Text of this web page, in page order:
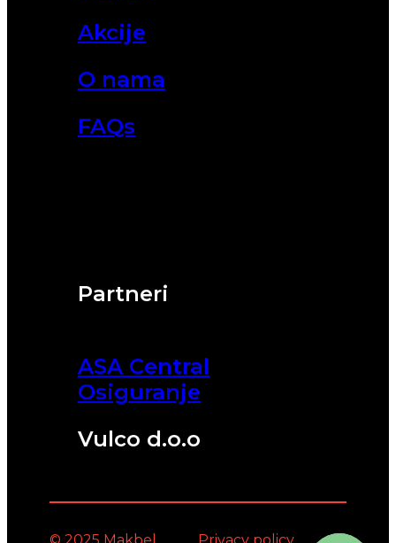
Partneri
ASA Central
Osiguranje
Vulco d.o.o
Akcije
O nama
FAQs